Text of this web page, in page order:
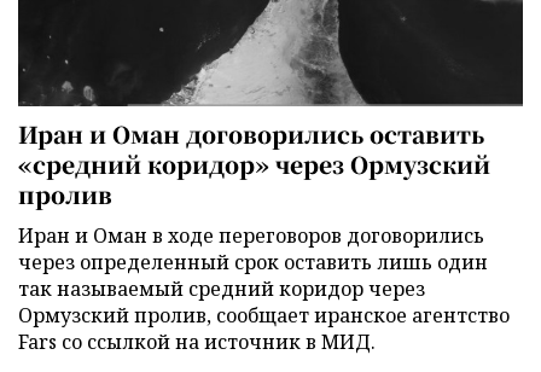
Иран и Оман договорились оставить
«средний коридор» через Ормузский
пролив
Иран и Оман в ходе переговоров договорились
через определенный срок оставить лишь один
так называемый средний коридор через
Ормузский пролив, сообщает иранское агентство
Fars со ссылкой на источник в МИД.